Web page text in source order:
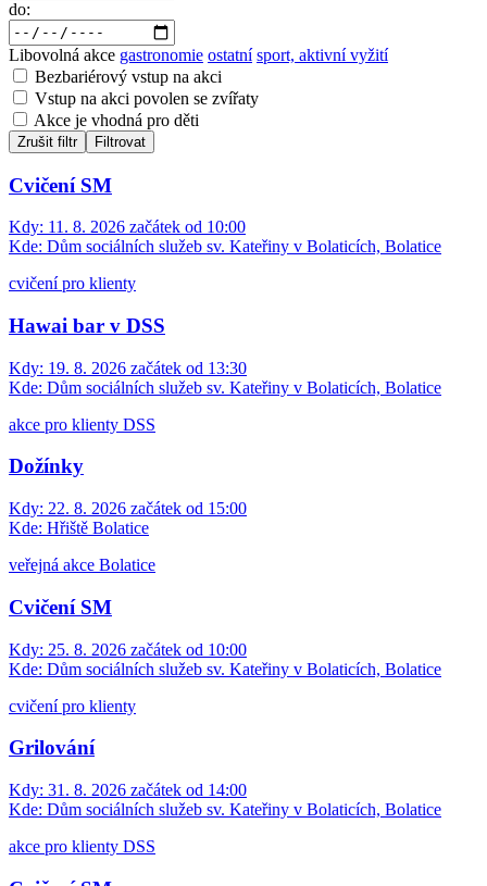
do:
Libovolná akce gastronomie ostatní sport, aktivní vyžití
Bezbariérový vstup na akci
Vstup na akci povolen se zvířaty
Akce je vhodná pro děti
Zrušit filtr Filtrovat
Cvičení SM
Kdy: 11. 8. 2026 začátek od 10:00
Kde: Dům sociálních služeb sv. Kateřiny v Bolaticích, Bolatice
cvičení pro klienty
Hawai bar v DSS
Kdy: 19. 8. 2026 začátek od 13:30
Kde: Dům sociálních služeb sv. Kateřiny v Bolaticích, Bolatice
akce pro klienty DSS
Dožínky
Kdy: 22. 8. 2026 začátek od 15:00
Kde: Hřiště Bolatice
veřejná akce Bolatice
Cvičení SM
Kdy: 25. 8. 2026 začátek od 10:00
Kde: Dům sociálních služeb sv. Kateřiny v Bolaticích, Bolatice
cvičení pro klienty
Grilování
Kdy: 31. 8. 2026 začátek od 14:00
Kde: Dům sociálních služeb sv. Kateřiny v Bolaticích, Bolatice
akce pro klienty DSS